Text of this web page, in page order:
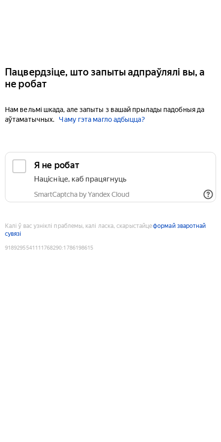
Пацвердзіце, што запыты адпраўлялі вы, а
не робат
Нам вельмі шкада, але запыты з вашай прылады падобныя да
аўтаматычных.
Чаму гэта магло адбыцца?
Я не робат
Націсніце, каб працягнуць
SmartCaptcha by Yandex Cloud
Калі ў вас узніклі праблемы, калі ласка, скарыстайцеформай зваротнай
сувязі
9189295541111768290:1786198615